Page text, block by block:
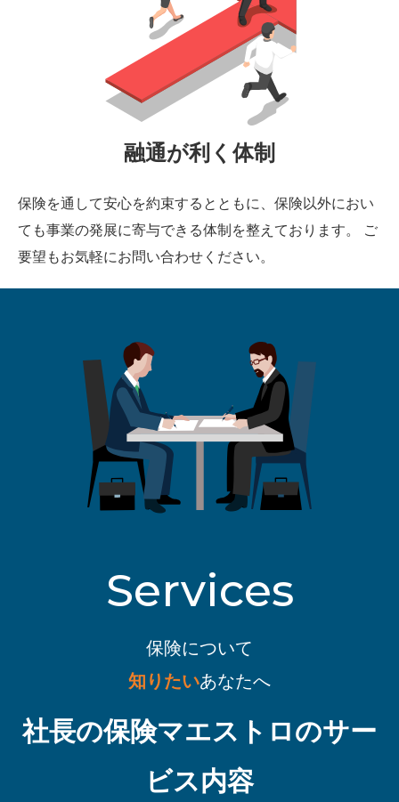
融通が利く体制
保険を通して安心を約束するとともに、保険以外におい
ても事業の発展に寄与できる体制を整えております。 ご
要望もお気軽にお問い合わせください。
Services
保険について
知りたいあなたへ
社長の保険マエストロのサー
ビス内容